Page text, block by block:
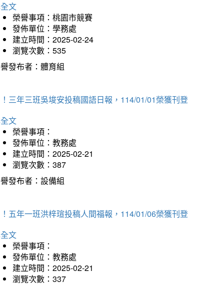
文
榮譽事項：桃園市競賽
發佈單位：學務處
建立時間：2025-02-24
瀏覽次數：535
發布者：體育組
三年三班吳埈安投稿國語日報，114/01/01榮獲刊登
文
榮譽事項：
發佈單位：教務處
建立時間：2025-02-21
瀏覽次數：387
發布者：設備組
五年一班洪梓瑄投稿人間福報，114/01/06榮獲刊登
文
榮譽事項：
發佈單位：教務處
建立時間：2025-02-21
瀏覽次數：337